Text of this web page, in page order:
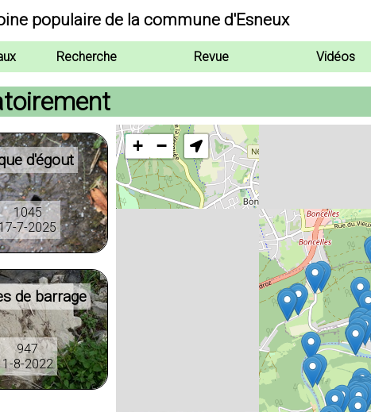
populaire de la commune d'Esneux
Recherche Revue Vidéos
d'égout
1045
7-2025
de barrage
947
1-8-2022
+ −